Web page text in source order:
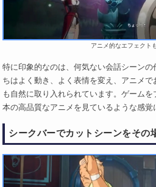
アニメ的なエフェクト
特に印象的なのは、何気ない会話シーン
ちはよく動き、よく表情を変え、アニメ
も自然に取り入れられています。ゲーム
本の高品質なアニメを見ているような感覚
シークバーでカットシーンをその